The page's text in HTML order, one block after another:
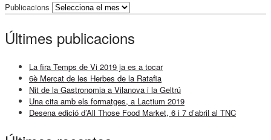
Publicacions
Últimes publicacions
La fira Temps de Vi 2019 ja es a tocar
6è Mercat de les Herbes de la Ratafia
Nit de la Gastronomia a Vilanova i la Geltrú
Una cita amb els formatges, a Lactium 2019
Desena edició d’All Those Food Market, 6 i 7 d’abril al TNC